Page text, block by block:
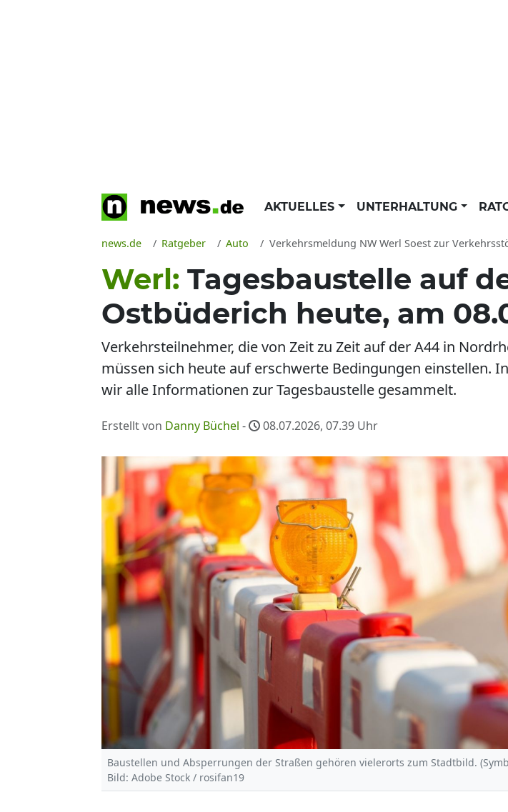
AKTUELLES UNTERHALTUNG
news.de Ratgeber Auto Verkehrsmeldung NW Werl Soest zur Verkehrsstörung wegen
Werl: Tagesbaustelle auf
Ostbüderich heute, am
Verkehrsteilnehmer, die von Zeit zu Zeit auf der A44 in
müssen sich heute auf erschwerte Bedingungen einstellen.
wir alle Informationen zur Tagesbaustelle gesammelt.
Erstellt von Danny Büchel - 08.07.2026, 07.39 Uhr
Baustellen und Absperrungen der Straßen gehören vielerorts zum Stadtbild.
Bild: Adobe Stock / rosifan19